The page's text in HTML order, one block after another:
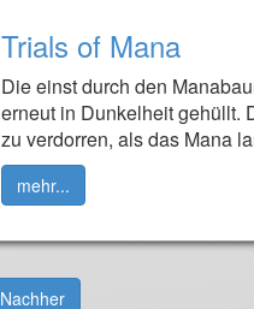
Trials of Mana
Die einst durch den
erneut in Dunkelheit gehüllt.
zu verdorren, als das Mana
mehr...
Nachher